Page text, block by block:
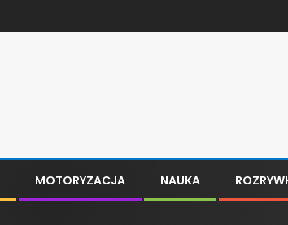
MOTORYZACJA NAUKA